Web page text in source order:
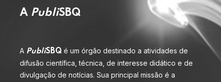
A PubliSBQ
A PubliSBQ é um órgão destinado a atividades de
difusão científica, técnica, de interesse didático e de
divulgação de notícias. Sua principal missão é a